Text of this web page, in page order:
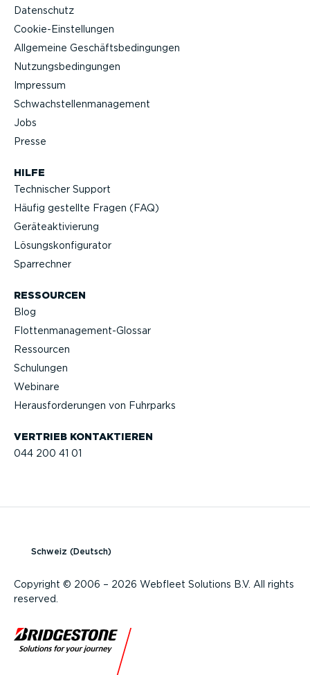
VERTRIEB KONTAK­TIEREN
044 200 41 01
HILFE
Technischer Support
Häufig gestellte Fragen (FAQ)
Geräteak­ti­vierung
Lösungs­kon­fi­gu­rator
Sparrechner
RESSOURCEN
Blog
Flotten­management-Glossar
Ressourcen
Schulungen
Webinare
Heraus­for­de­rungen von Fuhrparks
Datenschutz
Cookie-Ein­stel­lungen
Allgemeine Geschäfts­be­din­gungen
Nutzungs­be­din­gungen
Impressum
Schwach­stel­len­ma­nagement
Jobs
Presse
Copyright © 2006 – 2026 Webfleet Solutions B.V. All rights
reserved.
Schweiz (Deutsch)